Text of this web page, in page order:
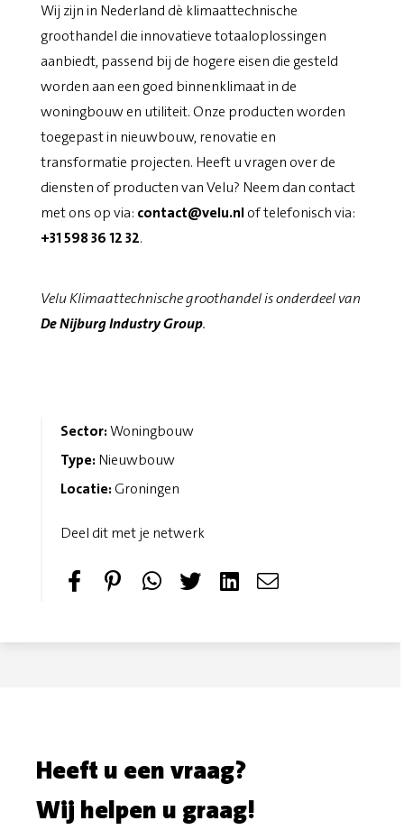
Wij zijn in Nederland dè klimaattechnische
groothandel die innovatieve totaaloplossingen
aanbiedt, passend bij de hogere eisen die gesteld
worden aan een goed binnenklimaat in de
woningbouw en utiliteit. Onze producten worden
toegepast in nieuwbouw, renovatie en
transformatie projecten. Heeft u vragen over de
diensten of producten van Velu? Neem dan contact
met ons op via: contact@velu.nlof telefonisch via:
+31 598 36 12 32.
Velu Klimaattechnische groothandel is onderdeel van
De Nijburg Industry Group.
Sector:Woningbouw
Type: Nieuwbouw
Locatie: Groningen
Deel dit met je netwerk
S
o
n
P
T
S
Heeft u een vraag?
Wij helpen u graag!